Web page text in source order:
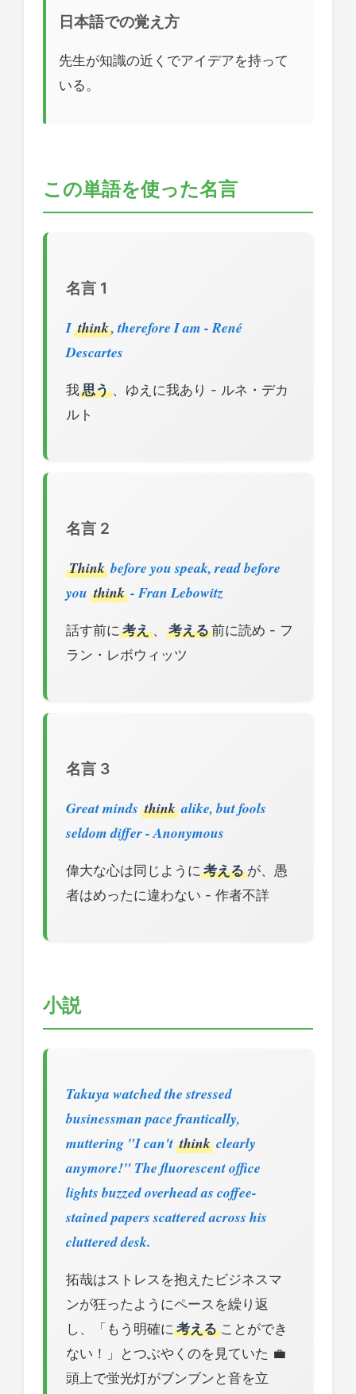
日本語での覚え方
先生が知識の近くでアイデアを持って
いる。
この単語を使った名言
名言 1
I think, therefore I am - René
Descartes
我思う、ゆえに我あり - ルネ・デカ
ルト
名言 2
Think before you speak, read before
you think - Fran Lebowitz
話す前に 考え、 考える前に読め - フ
ラン・レボウィッツ
名言 3
Great minds think alike, but fools
seldom differ - Anonymous
偉大な心は同じように 考えるが、愚
者はめったに違わない - 作者不詳
小説
Takuya watched the stressed
businessman pace frantically,
muttering "I can't think clearly
anymore!" The fluorescent office
lights buzzed overhead as coffee-
stained papers scattered across his
cluttered desk.
拓哉はストレスを抱えたビジネスマ
ンが狂ったようにペースを繰り返
し、「もう明確に 考えることができ
ない！」とつぶやくのを見ていた 💼
頭上で蛍光灯がブンブンと音を立